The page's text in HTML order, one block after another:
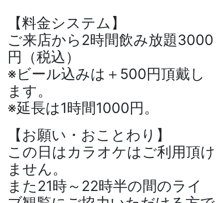
【料金システム】
ご来店から2時間飲み放題3000
円（税込）
※ビール込みは＋500円頂戴し
ます。
※延長は1時間1000円。
【お願い・おことわり】
この日はカラオケはご利用頂け
ません。
また21時～22時半の間のライ